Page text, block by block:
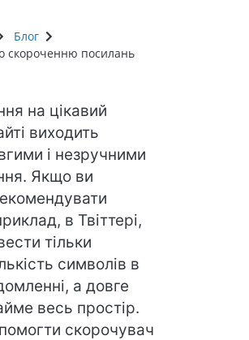
Блог
скороченню посилань
на цікавий
виходить
і незручними
Якщо ви
в Твіттері,
тільки
символів в
а довге
весь простір.
скорочувач